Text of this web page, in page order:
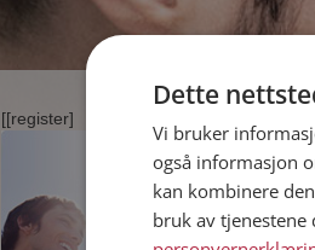
[[register]
Dette
Vi bruker
også informasjon
kan kombinere
bruk av tjenestene